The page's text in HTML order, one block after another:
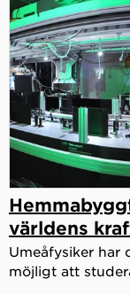
världens
Umeåfysiker har
möjligt att